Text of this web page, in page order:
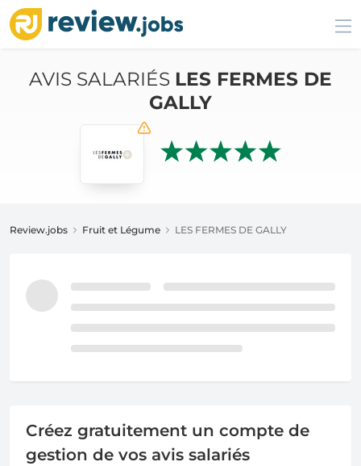
AVIS SALARIÉS LES FERMES DE
GALLY
Review.jobs Fruit et Légume LES FERMES DE GALLY
Créez gratuitement un compte de
gestion de vos avis salariés